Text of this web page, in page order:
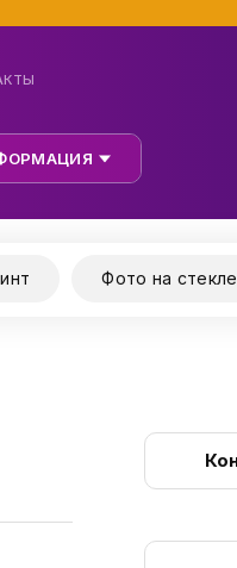
Фото на стекле